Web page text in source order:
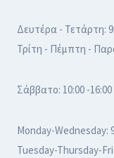
Δευτέρα - Τετάρτη:
Τρίτη - Πέμπτη -
Σάββατο: 10:00 -16:00
Monday-Wednesday:
Tuesday-Thursday-